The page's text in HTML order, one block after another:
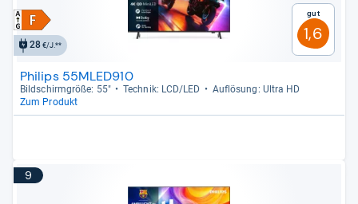
28€/J.**
Gut
1,6
Philips 55MLED910
Bild­schirm­größe: 55" Tech­nik: LCD/LED
Auf­lö­sung: Ultra HD
Zum Produkt
9